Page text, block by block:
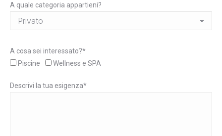
A quale categoria appartieni?
A cosa sei interessato?*
Piscine
Wellness e SPA
Descrivi la tua esigenza*